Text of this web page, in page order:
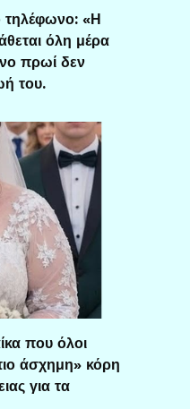
τηλέφωνο: «Η
όλη μέρα
πρωί δεν
του.
που όλοι
άσχημη» κόρη
για τα